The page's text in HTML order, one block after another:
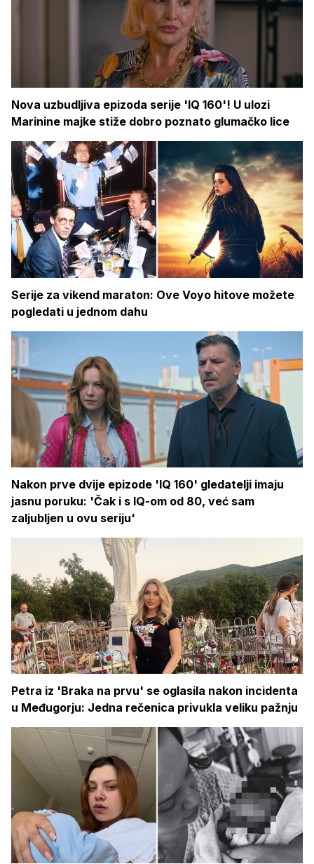
Nova uzbudljiva epizoda serije 'IQ 160'! U ulozi
Marinine majke stiže dobro poznato glumačko lice
Serije za vikend maraton: Ove Voyo hitove možete
pogledati u jednom dahu
Nakon prve dvije epizode 'IQ 160' gledatelji imaju
jasnu poruku: 'Čak i s IQ-om od 80, već sam
zaljubljen u ovu seriju'
Petra iz 'Braka na prvu' se oglasila nakon incidenta
u Međugorju: Jedna rečenica privukla veliku pažnju